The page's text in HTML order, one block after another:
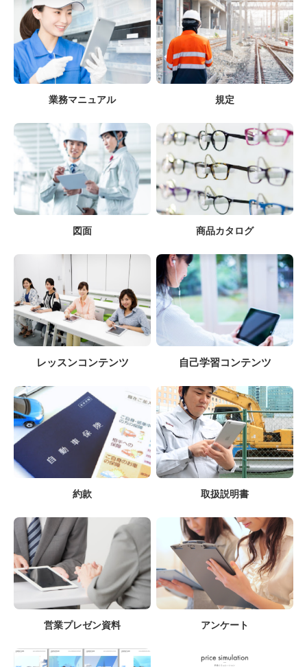
業務マニュアル
図面
レッスンコンテンツ
規定
商品カタログ
自己学習コンテンツ
約款
営業プレゼン資料
取扱説明書
アンケート